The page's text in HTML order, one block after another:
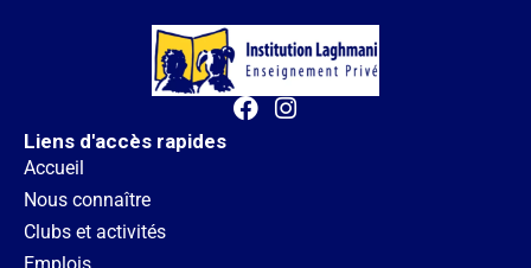
Liens d'accès rapides
Accueil
Nous connaître
Clubs et activités